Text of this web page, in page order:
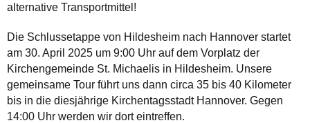
alternative Transportmittel!
Die Schlussetappe von Hildesheim nach Hannover startet
am 30. April 2025 um 9:00 Uhr auf dem Vorplatz der
Kirchengemeinde St. Michaelis in Hildesheim. Unsere
gemeinsame Tour führt uns dann circa 35 bis 40 Kilometer
bis in die diesjährige Kirchentagsstadt Hannover. Gegen
14:00 Uhr werden wir dort eintreffen.